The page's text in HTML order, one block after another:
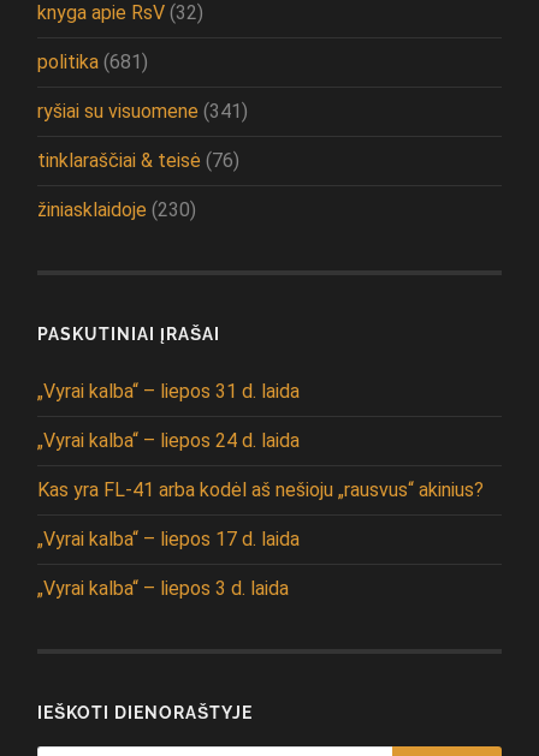
knyga apie RsV (32)
politika (681)
ryšiai su visuomene (341)
tinklaraščiai & teisė (76)
žiniasklaidoje (230)
PASKUTINIAI ĮRAŠAI
„Vyrai kalba“ – liepos 31 d. laida
„Vyrai kalba“ – liepos 24 d. laida
Kas yra FL-41 arba kodėl aš nešioju „rausvus“ akinius?
„Vyrai kalba“ – liepos 17 d. laida
„Vyrai kalba“ – liepos 3 d. laida
IEŠKOTI DIENORAŠTYJE